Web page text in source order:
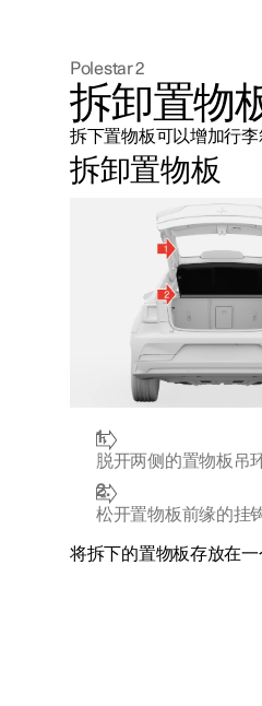
联系我们
极星官方二手车
探索Polestar 3
联系我们
公共充电
家庭充电
车主服务
Polestar 2
拆卸置物
拆下置物板可以增加行李
拆卸置物板
脱开两侧的置物板吊
松开置物板前缘的挂
将拆下的置物板存放在